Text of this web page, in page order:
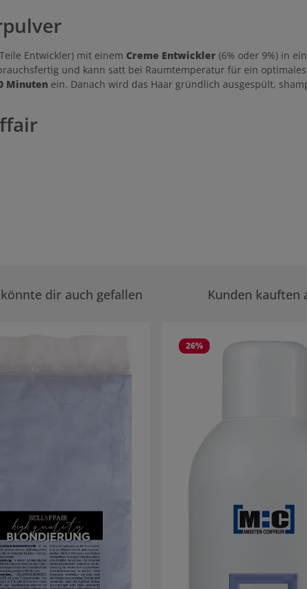
Entwickler) mit einem Creme Entwickler (6% oder 9%) in
und kann satt bei Raumtemperatur für ein
Minuten ein. Danach wird das Haar gründlich ausgespült,
dir auch gefallen Kunden kauften
26%